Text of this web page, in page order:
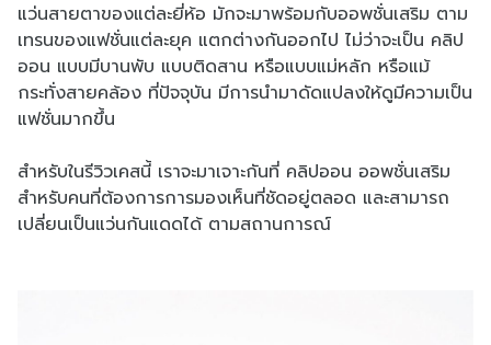
แว่นสายตาของแต่ละยี่ห้อ มักจะมาพร้อมกับออพชั่นเสริม ตาม
เทรนของแฟชั่นแต่ละยุค แตกต่างกันออกไป ไม่ว่าจะเป็น คลิป
ออน แบบมีบานพับ แบบติดสาน หรือแบบแม่หลัก หรือแม้
กระทั่งสายคล้อง ที่ปัจจุบัน มีการนำมาดัดแปลงให้ดูมีความเป็น
แฟชั่นมากขึ้น
สำหรับในรีวิวเคสนี้ เราจะมาเจาะกันที่ คลิปออน ออพชั่นเสริม
สำหรับคนที่ต้องการการมองเห็นที่ชัดอยู่ตลอด และสามารถ
เปลี่ยนเป็นแว่นกันแดดได้ ตามสถานการณ์